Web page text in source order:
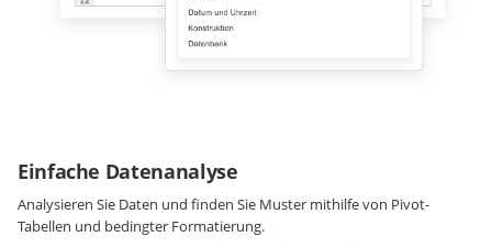
Einfache Datenanalyse
Analysieren Sie Daten und finden Sie Muster mithilfe von Pivot-
Tabellen und bedingter Formatierung.